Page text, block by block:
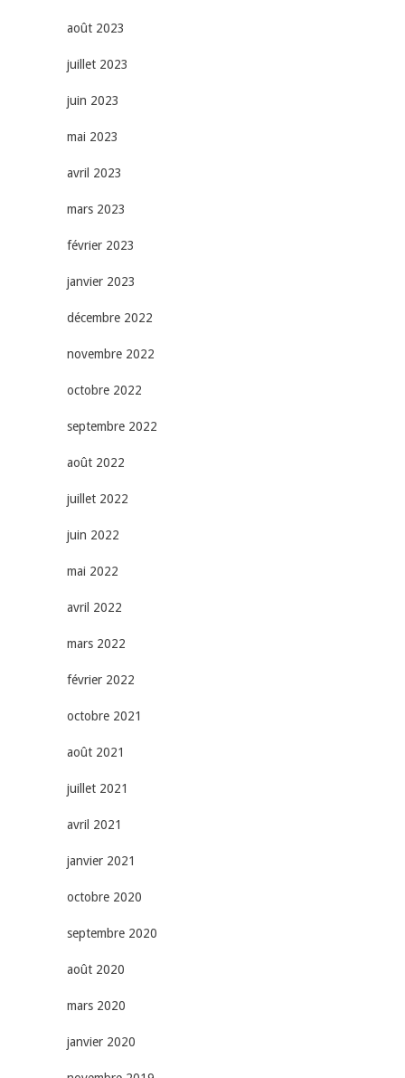
août 2023
juillet 2023
juin 2023
mai 2023
avril 2023
mars 2023
février 2023
janvier 2023
décembre 2022
novembre 2022
octobre 2022
septembre 2022
août 2022
juillet 2022
juin 2022
mai 2022
avril 2022
mars 2022
février 2022
octobre 2021
août 2021
juillet 2021
avril 2021
janvier 2021
octobre 2020
septembre 2020
août 2020
mars 2020
janvier 2020